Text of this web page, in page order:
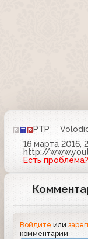
РТР
16 марта 2016,
http://
Есть проблема?
Войдите или
комментарий